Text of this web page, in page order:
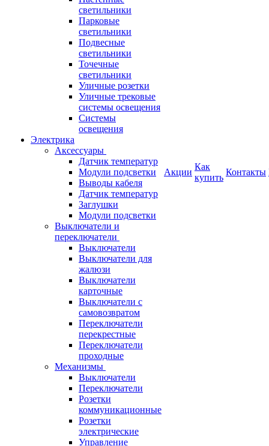
светильники
Парковые
светильники
Подвесные
светильники
Точечные
светильники
Уличные розетки
Уличные трековые
системы освещения
Системы
освещения
Электрика
Аксессуары
Датчик температур
Модули подсветки
Выводы кабеля
Датчик температур
Заглушки
Модули подсветки
Выключатели и
переключатели
Выключатели
Выключатели для
жалюзи
Выключатели
карточные
Выключатели с
самовозвратом
Переключатели
перекрестные
Переключатели
проходные
Механизмы
Выключатели
Переключатели
Розетки
коммуникационные
Розетки
электрические
Управление
Акции
Как
купить
Контакты